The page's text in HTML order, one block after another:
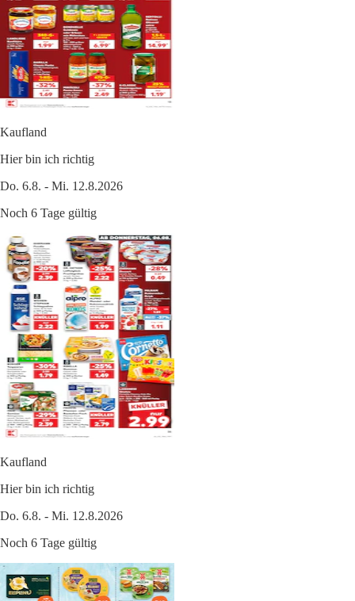
Kaufland
Hier bin ich richtig
Do. 6.8. - Mi. 12.8.2026
Noch 6 Tage gültig
Kaufland
Hier bin ich richtig
Do. 6.8. - Mi. 12.8.2026
Noch 6 Tage gültig